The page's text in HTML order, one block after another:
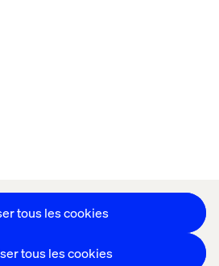
tous les cookies
tous les cookies